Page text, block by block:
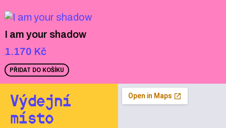
I am your shadow
1.170 Kč
PŘIDAT DO KOŠÍKU
Výdejní
místo